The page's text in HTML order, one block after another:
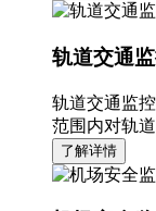
轨道交通
轨道交通监
范围内对轨
了解详情